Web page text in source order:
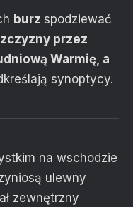
burz spodziewać
przez
Warmię, a
synoptycy.
na wschodzie
ulewny
zewnętrzny